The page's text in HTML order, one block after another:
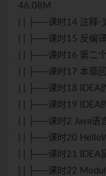
46.08M
| | ├──课时14 注释-
| | ├──课时15 反编
| | ├──课时16 第二
| | ├──课时17 本章
| | ├──课时18 IDEA
| | ├──课时19 IDEA
| | ├──课时2 Java语
| | ├──课时20
| | ├──课时21 IDEA
| | ├──课时22